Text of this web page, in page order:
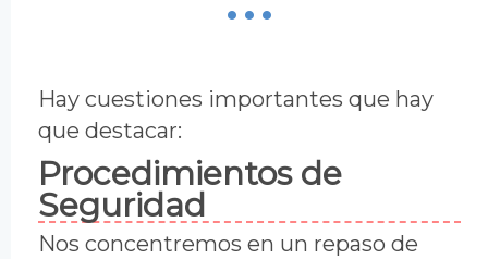
Hay cuestiones importantes que hay
que destacar:
Procedimientos de
Seguridad
Nos concentremos en un repaso de